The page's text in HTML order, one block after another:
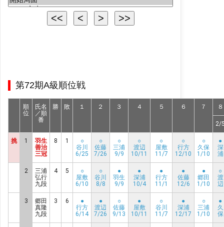
第72期A級順位戦
順
位
氏名
／順
番
勝 敗 １ ２ ３ ４ ５ ６ ７ ８
2/
挑 1
羽生
善治
三冠
8 1
○
谷川
6/25
○
佐藤
7/26
○
三浦
9/9
○
渡辺
10/11
○
屋敷
11/7
○
行方
12/10
○
久保
1/10
●
深
浦
2
三浦
弘行
九段
4 5
○
屋敷
6/10
○
谷川
8/8
●
羽生
9/9
●
深浦
10/4
●
行方
11/1
●
佐藤
12/6
●
郷田
1/10
○
渡
辺
3
郷田
真隆
九段
3 6
●
行方
6/14
●
渡辺
7/26
○
佐藤
9/13
●
屋敷
10/11
○
谷川
11/7
●
深浦
12/17
○
三浦
1/10
●
久
保